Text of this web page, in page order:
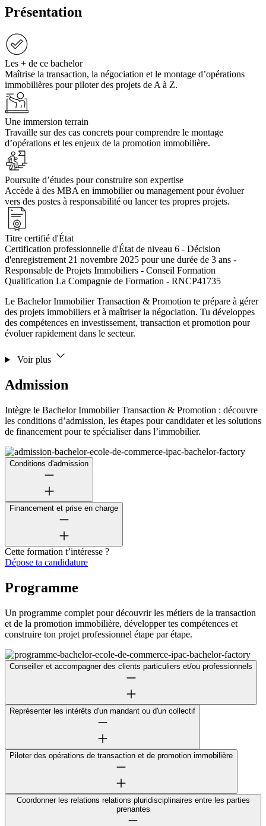
Présentation
Les + de ce bachelor
Maîtrise la transaction, la négociation et le montage d’opérations
immobilières pour piloter des projets de A à Z.
Une immersion terrain
Travaille sur des cas concrets pour comprendre le montage
d’opérations et les enjeux de la promotion immobilière.
Poursuite d’études pour construire son expertise
Accède à des MBA en immobilier ou management pour évoluer
vers des postes à responsabilité ou lancer tes propres projets.
Titre certifié d'État
Certification professionnelle d'État de niveau 6 - Décision
d'enregistrement 21 novembre 2025 pour une durée de 3 ans -
Responsable de Projets Immobiliers - Conseil Formation
Qualification La Compagnie de Formation - RNCP41735
Le Bachelor Immobilier Transaction & Promotion te prépare à gérer
des projets immobiliers et à maîtriser la négociation. Tu développes
des compétences en investissement, transaction et promotion pour
évoluer rapidement dans le secteur.
Voir plus
Admission
Intègre le Bachelor Immobilier Transaction & Promotion : découvre
les conditions d’admission, les étapes pour candidater et les solutions
de financement pour te spécialiser dans l’immobilier.
Conditions d'admission
Financement et prise en charge
Cette formation t’intéresse ?
Dépose ta candidature
Programme
Un programme complet pour découvrir les métiers de la transaction
et de la promotion immobilière, développer tes compétences et
construire ton projet professionnel étape par étape.
Conseiller et accompagner des clients particuliers et/ou professionnels
Représenter les intérêts d'un mandant ou d'un collectif
Piloter des opérations de transaction et de promotion immobilière
Coordonner les relations relations pluridisciplinaires entre les parties
prenantes